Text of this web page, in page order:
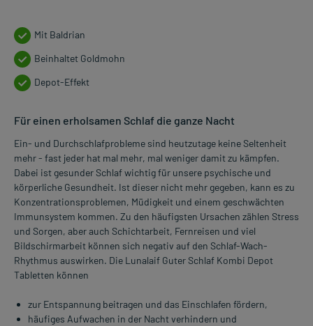
Mit Baldrian
Beinhaltet Goldmohn
Depot-Effekt
Für einen erholsamen Schlaf die ganze Nacht
Ein- und Durchschlafprobleme sind heutzutage keine Seltenheit
mehr - fast jeder hat mal mehr, mal weniger damit zu kämpfen.
Dabei ist gesunder Schlaf wichtig für unsere psychische und
körperliche Gesundheit. Ist dieser nicht mehr gegeben, kann es zu
Konzentrationsproblemen, Müdigkeit und einem geschwächten
Immunsystem kommen. Zu den häufigsten Ursachen zählen Stress
und Sorgen, aber auch Schichtarbeit, Fernreisen und viel
Bildschirmarbeit können sich negativ auf den Schlaf-Wach-
Rhythmus auswirken. Die Lunalaif Guter Schlaf Kombi Depot
Tabletten können
zur Entspannung beitragen und das Einschlafen fördern,
häufiges Aufwachen in der Nacht verhindern und